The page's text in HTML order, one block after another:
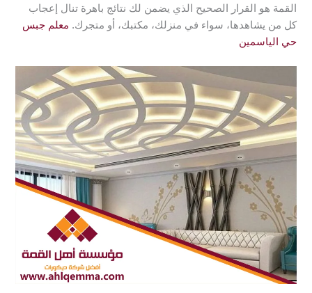
القمة هو القرار الصحيح الذي يضمن لك نتائج باهرة تنال إعجاب
كل من يشاهدها، سواء في منزلك، مكتبك، أو متجرك. معلم جبس
حي الياسمين